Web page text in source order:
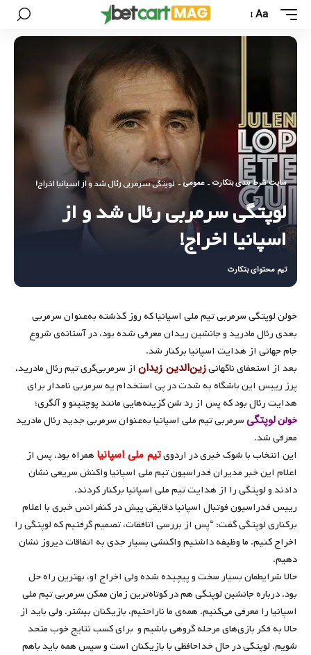
Aa
سایت شرط بندی بتکارت - عمومی - لوپتگی سرمربی رئال شد و از اسپانیا اخراج!
لوپتگی سرمربی رئال شد و از
اسپانیا اخراج!
تیم محتوای بتکارت
خولن لوپتگی سرمربی تیم ملی اسپانیا که روز گذشته به‌عنوان سرمربی
بعدی رئال مادرید و جانشین ریدان معرفی شده بود، در آستانه‌ی شروع
جام جهانی از هدایت اسپانیا برکنار شد.
بعد از استعفای ناگهانیزین‌الدین زیدان از سرمربی‌گری تیم رئال مادرید،
پرز رییس این باشگاه به شدت در پی استخدام یه سرمربی نامدار برای
هدایت رئال بود که پس از رد شن گزینه‌هایی مانند پوچتینو و آلگری؛
خولنلوپتگیسرمربی تیم ملی اسپانیا به‌عنوان سرمربی جدید رئال مادرید
معرفی شد.
این انتخاب با شوک خبری در اردویتیم ملی اسپانیا همراه بود، پس از
اعلام این خبر مدیران فدراسیون تیم ملی اسپانیا واکنش سریعی نشان
دادند و لوپتگی را از هدایت تیم ملی اسپانیا برکنار کردند.
رییس فدراسیون فوتبال اسپانیا دقایقی پیش در کنفرانس خبری با اعلام
برکناری لوپتگی گفت: “پس از بررسی اتافقات، تصمیم گرفتیم که لوپتگی را
اخراج کنیم. ما وظیفه داشتیم واکنشی بسیار جدی به اتفاقات دیروز نشان
دهیم.
حالا شرایطمان بسیار سخت و پیچیده شده ولی اخراج او، بهترین راه حل
بود. درباره جانشین لوپتگی هم در کوتاه‌ترین زمان ممکن سرمربی تیم ملی
اسپانیا را معرفی می‌کنیم. همه‌ی ما ناراحتیم، بازیکنان بیشتر. ولی باید از
حالا به فکر بازی‌های مرحله گروهی باشیم و برای کسب نتایج خوب متحد
شویم. لوپتگی در حال خداحافظی با بازیکنان است و سپس همه باید باهم